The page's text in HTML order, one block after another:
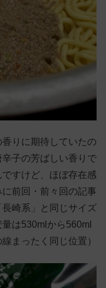
りに期待していたの
子の芳ばしい香りで
すけど、ほぼ存在感
前回・前々回の記事
崎系」と同じサイズ
は530mlから560ml
まったく同じ位置）